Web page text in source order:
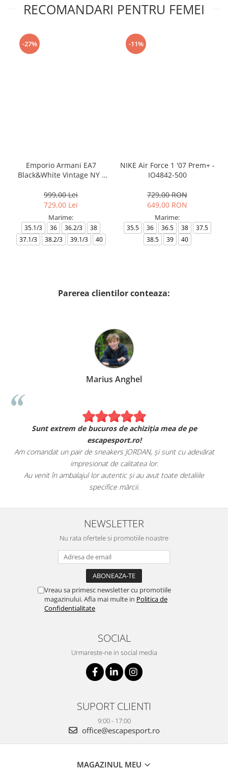
RECOMANDARI PENTRU FEMEI
-27%
Emporio Armani EA7
Black&White Vintage NY -
999,00 Lei
729,00 Lei
Marime:
35.1/3 36 36.2/3
38
37.1/3
38.2/3 39.1/3 40
-11%
NIKE Air Force 1 '07 Prem+ -
IO4842-500
729,00 RON
649,00 RON
Marime:
35.5 36 36.5 38
37.5
38.5
39 40
Parerea clientilor conteaza:
Marius Anghel
Sunt extrem de bucuros de achiziția mea de pe
escapesport.ro!
Am comandat un pair de sneakers JORDAN, și sunt cu adevărat
impresionat de calitatea lor.
Au venit în ambalajul lor autentic și au avut toate detaliile
specifice mărcii.
NEWSLETTER
Nu rata ofertele si promotiile noastre
Vreau sa primesc newsletter cu promotiile
magazinului. Afla mai multe in Politica de
Confidentialitate
SOCIAL
Urmareste-ne in social media
SUPORT CLIENTI
9:00 - 17:00
office@escapesport.ro
MAGAZINUL MEU